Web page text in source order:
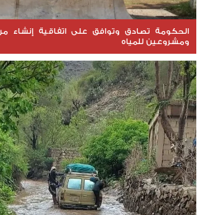
الحكومة تصادق وتوافق على اتفاقية إنشاء
ومشروعين للمياه